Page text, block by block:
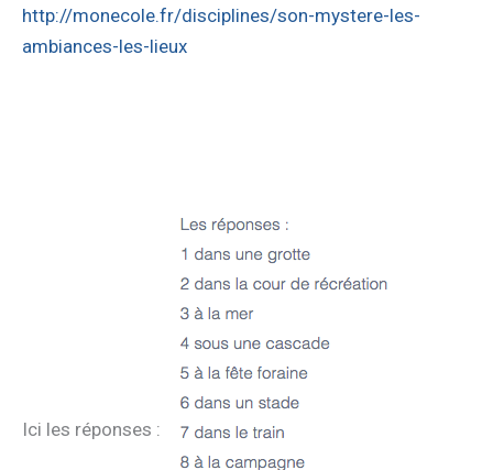
http://monecole.fr/disciplines/son-mystere-les-
ambiances-les-lieux
Ici les réponses :